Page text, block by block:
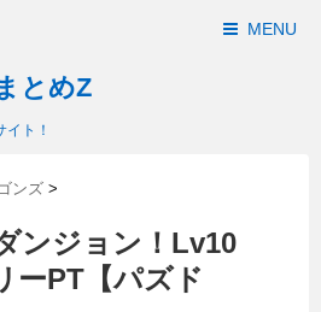
MENU
とめZ
ト！
ンズ >
ンジョン！Lv10
ーPT【パズド